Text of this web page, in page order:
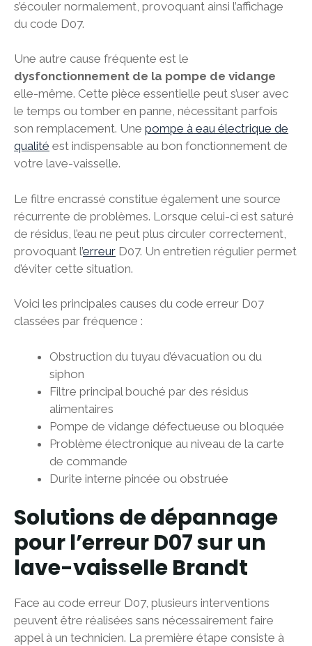
s’écouler normalement, provoquant ainsi l’affichage
du code D07.
Une autre cause fréquente est le
dysfonctionnement de la pompe de vidange
elle-même. Cette pièce essentielle peut s’user avec
le temps ou tomber en panne, nécessitant parfois
son remplacement. Une pompe à eau électrique de
qualité est indispensable au bon fonctionnement de
votre lave-vaisselle.
Le filtre encrassé constitue également une source
récurrente de problèmes. Lorsque celui-ci est saturé
de résidus, l’eau ne peut plus circuler correctement,
provoquant l’erreur D07. Un entretien régulier permet
d’éviter cette situation.
Voici les principales causes du code erreur D07
classées par fréquence :
Obstruction du tuyau d’évacuation ou du
siphon
Filtre principal bouché par des résidus
alimentaires
Pompe de vidange défectueuse ou bloquée
Problème électronique au niveau de la carte
de commande
Durite interne pincée ou obstruée
Solutions de dépannage
pour l’erreur D07 sur un
lave-vaisselle Brandt
Face au code erreur D07, plusieurs interventions
peuvent être réalisées sans nécessairement faire
appel à un technicien. La première étape consiste à